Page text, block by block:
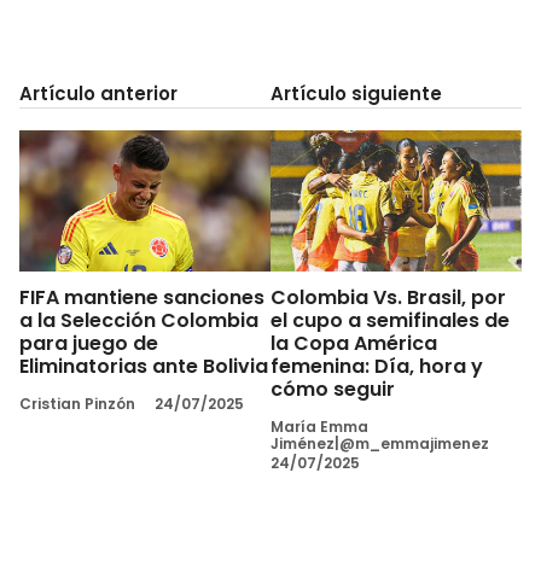
Artículo anterior
FIFA mantiene sanciones
a la Selección Colombia
para juego de
Eliminatorias ante Bolivia
Cristian Pinzón 24/07/2025
Artículo siguiente
Colombia Vs. Brasil, por
el cupo a semifinales de
la Copa América
femenina: Día, hora y
cómo seguir
María Emma
Jiménez|@m_emmajimenez
24/07/2025